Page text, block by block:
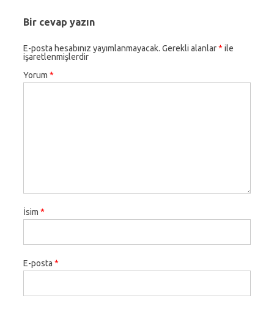
Bir cevap yazın
E-posta hesabınız yayımlanmayacak. Gerekli alanlar* ile
işaretlenmişlerdir
Yorum *
İsim *
E-posta *